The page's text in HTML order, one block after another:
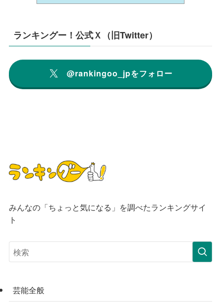
ランキングー！公式Ｘ（旧Twitter）
@rankingoo_jpをフォロー
みんなの「ちょっと気になる」を調べたランキングサイ
ト
芸能全般